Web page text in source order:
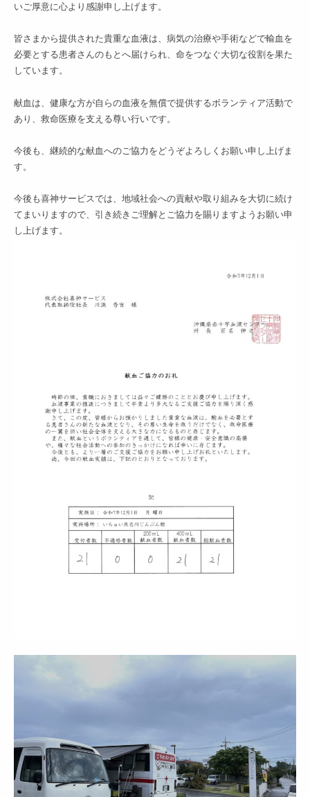
いご厚意に心より感謝申し上げます。
皆さまから提供された貴重な血液は、病気の治療や手術などで輸血を
必要とする患者さんのもとへ届けられ、命をつなぐ大切な役割を果た
しています。
献血は、健康な方が自らの血液を無償で提供するボランティア活動で
あり、救命医療を支える尊い行いです。
今後も、継続的な献血へのご協力をどうぞよろしくお願い申し上げま
す。
今後も喜神サービスでは、地域社会への貢献や取り組みを大切に続け
てまいりますので、引き続きご理解とご協力を賜りますようお願い申
し上げます。